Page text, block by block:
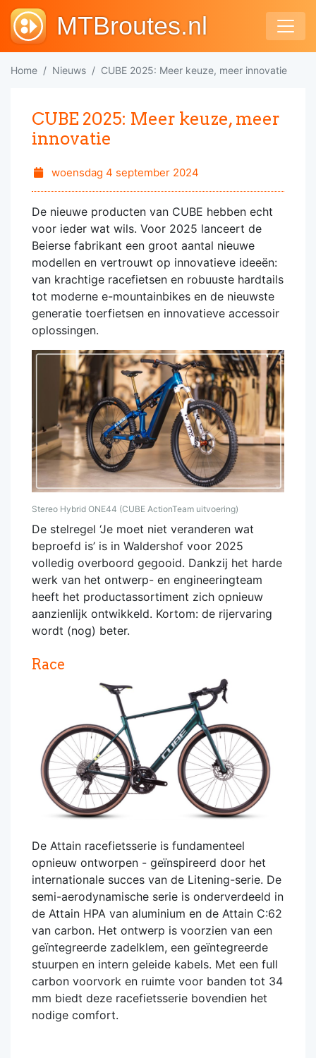
MTBroutes.nl
Home Nieuws CUBE 2025: Meer keuze, meer innovatie
CUBE 2025: Meer keuze, meer
innovatie
woensdag 4 september 2024
De nieuwe producten van CUBE hebben echt
voor ieder wat wils. Voor 2025 lanceert de
Beierse fabrikant een groot aantal nieuwe
modellen en vertrouwt op innovatieve ideeën:
van krachtige racefietsen en robuuste hardtails
tot moderne e-mountainbikes en de nieuwste
generatie toerfietsen en innovatieve accessoir
oplossingen.
Stereo Hybrid ONE44 (CUBE ActionTeam uitvoering)
De stelregel ‘Je moet niet veranderen wat
beproefd is’ is in Waldershof voor 2025
volledig overboord gegooid. Dankzij het harde
werk van het ontwerp- en engineeringteam
heeft het productassortiment zich opnieuw
aanzienlijk ontwikkeld. Kortom: de rijervaring
wordt (nog) beter.
Race
De Attain racefietsserie is fundamenteel
opnieuw ontworpen - geïnspireerd door het
internationale succes van de Litening-serie. De
semi-aerodynamische serie is onderverdeeld in
de Attain HPA van aluminium en de Attain C:62
van carbon. Het ontwerp is voorzien van een
geïntegreerde zadelklem, een geïntegreerde
stuurpen en intern geleide kabels. Met een full
carbon voorvork en ruimte voor banden tot 34
mm biedt deze racefietsserie bovendien het
nodige comfort.